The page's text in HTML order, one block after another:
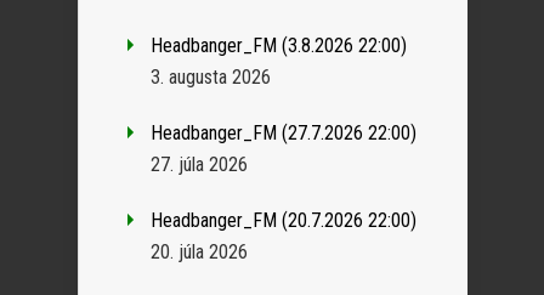
Headbanger_FM (3.8.2026 22:00)
3. augusta 2026
Headbanger_FM (27.7.2026 22:00)
27. júla 2026
Headbanger_FM (20.7.2026 22:00)
20. júla 2026